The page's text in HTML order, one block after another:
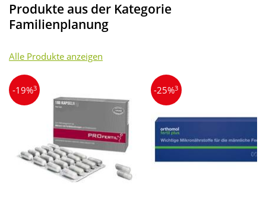
Produkte aus der Kategorie
Familienplanung
Alle Produkte anzeigen
-19%3 -25%3